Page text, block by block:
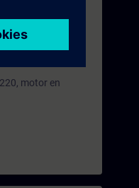
motor en